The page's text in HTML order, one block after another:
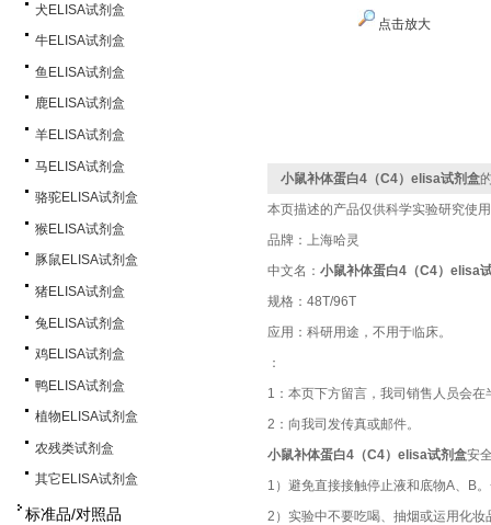
犬ELISA试剂盒
牛ELISA试剂盒
鱼ELISA试剂盒
鹿ELISA试剂盒
羊ELISA试剂盒
马ELISA试剂盒
骆驼ELISA试剂盒
猴ELISA试剂盒
豚鼠ELISA试剂盒
猪ELISA试剂盒
兔ELISA试剂盒
鸡ELISA试剂盒
鸭ELISA试剂盒
植物ELISA试剂盒
农残类试剂盒
其它ELISA试剂盒
标准品/对照品
点击放大
小鼠补体蛋白4（C4）elisa试剂盒
本页描述的产品仅供科学实验研究使
品牌：上海哈灵
中文名： 小鼠补体蛋白4（C4）elisa
规格：48T/96T
应用：科研用途，不用于临床。
：
1：本页下方留言，我司销售人员会在
2：向我司发传真或邮件。
小鼠补体蛋白4（C4）elisa试剂盒安
1）避免直接接触停止液和底物A、B
2）实验中不要吃喝、抽烟或运用化妆